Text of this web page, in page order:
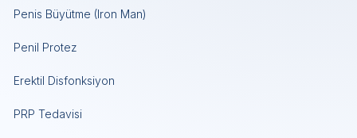
Penis Büyütme (Iron Man)
Penil Protez
Erektil Disfonksiyon
PRP Tedavisi